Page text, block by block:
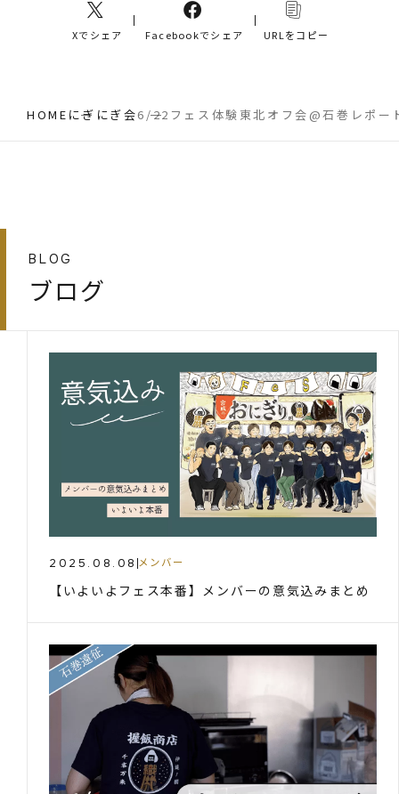
Xでシェア Facebookでシェア URLをコピー
HOME にぎにぎ会6/22フェス体験東北オフ会@石巻レポー
BLOG
ブログ
2025.08.08 メンバー
【いよいよフェス本番】メンバーの意気込みまとめ